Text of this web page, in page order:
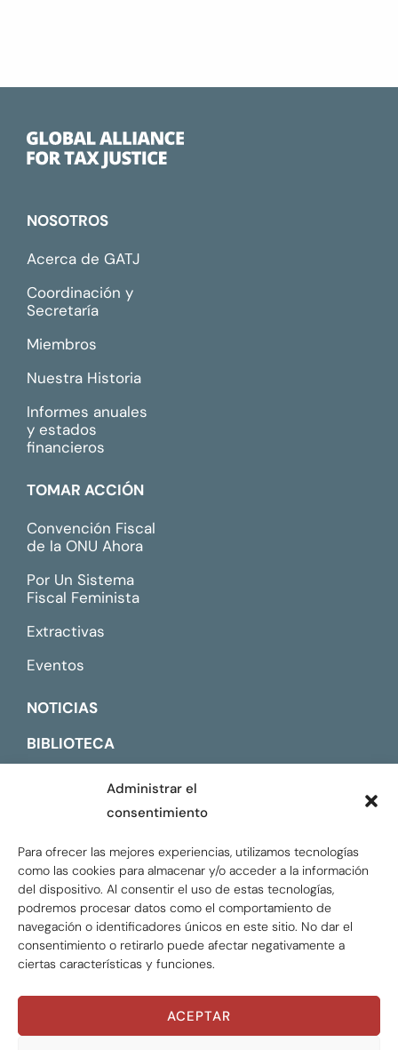
Administrar el
consentimiento
Para ofrecer las mejores experiencias, utilizamos tecnologías
como las cookies para almacenar y/o acceder a la información
del dispositivo. Al consentir el uso de estas tecnologías,
podremos procesar datos como el comportamiento de
navegación o identificadores únicos en este sitio. No dar el
consentimiento o retirarlo puede afectar negativamente a
ciertas características y funciones.
ACEPTAR
NOSOTROS
Acerca de GATJ
Coordinación y
Secretaría
Miembros
Nuestra Historia
Informes anuales
y estados
financieros
TOMAR ACCIÓN
Convención Fiscal
de la ONU Ahora
Por Un Sistema
Fiscal Feminista
Extractivas
Eventos
NOTICIAS
BIBLIOTECA
Global Tax Justice © 2026. Todos los derechos